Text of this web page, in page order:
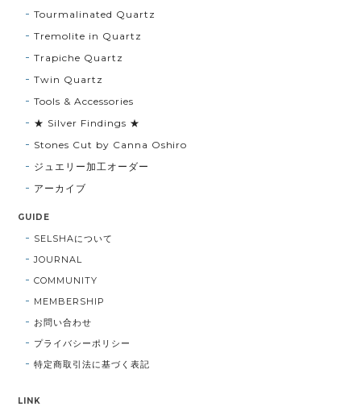
Tourmalinated Quartz
Tremolite in Quartz
Trapiche Quartz
Twin Quartz
Tools & Accessories
★ Silver Findings ★
Stones Cut by Canna Oshiro
ジュエリー加工オーダー
アーカイブ
GUIDE
SELSHAについて
JOURNAL
COMMUNITY
MEMBERSHIP
お問い合わせ
プライバシーポリシー
特定商取引法に基づく表記
LINK